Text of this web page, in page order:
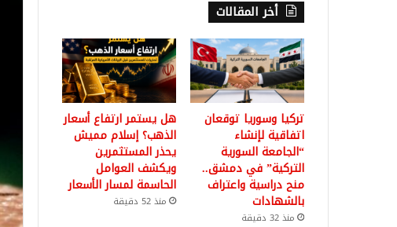
أخر المقالات
تركيا وسوريا توقعان
اتفاقية لإنشاء
“الجامعة السورية
التركية” في دمشق..
منح دراسية واعتراف
بالشهادات
منذ 32 دقيقة
هل يستمر ارتفاع أسعار
الذهب؟ إسلام مميش
يحذر المستثمرين
ويكشف العوامل
الحاسمة لمسار الأسعار
منذ 52 دقيقة